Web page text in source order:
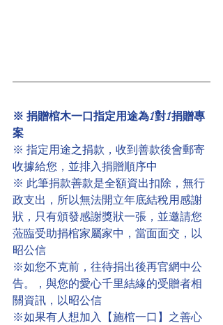
※ 捐贈棺木一口指定用途為1對1捐贈專
案
※ 指定用途之捐款，收到善款後會郵寄
收據給您，並排入捐贈順序中
※ 此筆捐款善款是全額資出扣除，無行
政支出，所以無法開立年底結稅用感謝
狀，只有頒發感謝獎狀一張，並邀請您
蒞臨受助捐棺家屬家中，當面面交，以
昭公信
※如您不克前，往待捐出後再官網中公
告。，與您的愛心千里結緣的受贈者相
關資訊，以昭公信
※如果有人想加入【施棺一口】之善心